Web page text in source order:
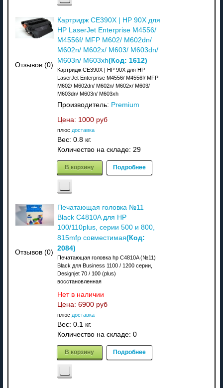
Отзывов (0)
Картридж CE390X | HP 90X для
HP LaserJet Enterprise M4556/
M4556f/ MFP M602/ M602dn/
M602n/ M602x/ M603/ M603dn/
M603n/ M603xh(Код: 1612)
Картридж CE390X | HP 90X для HP
LaserJet Enterprise M4556/ M4556f/ MFP
M602/ M602dn/ M602n/ M602x/ M603/
M603dn/ M603n/ M603xh
Производитель: Premium
Цена: 1000 руб
плюс доставка
Вес: 0.8 кг.
Количество на складе: 29
В корзину Подробнее
Отзывов (0)
Печатающая головка №11
Black C4810A для HP
100/110plus, серии 500 и 800,
815mfp совместимая(Код:
2084)
Печатающая головка hp C4810A (№11)
Black для Business 1100 / 1200 серии,
Designjet 70 / 100 (plus)
восстановленная
Нет в наличии
Цена: 6900 руб
плюс доставка
Вес: 0.1 кг.
Количество на складе: 0
В корзину Подробнее